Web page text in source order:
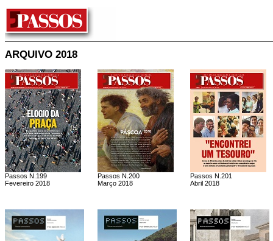
ARQUIVO 2018
Passos N.199
Fevereiro 2018
Passos N.200
Março 2018
Passos N.201
Abril 2018